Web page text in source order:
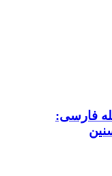
فارسی: